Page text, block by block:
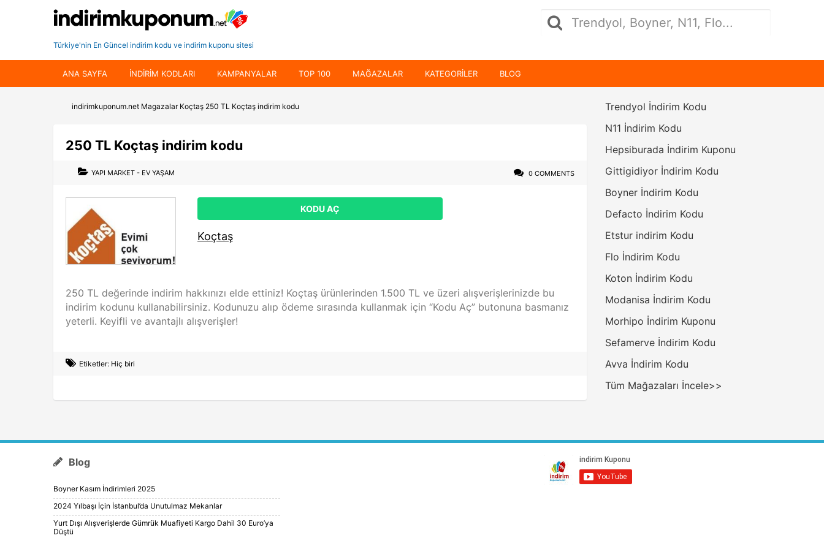
Türkiye'nin En Güncel indirim kodu ve indirim kuponu sitesi
ANA SAYFA INDIRIM KODLARI KAMPANYALAR TOP 100 MAĞAZALAR KATEGORILER BLOG
indirimkuponum.net Magazalar Koçtaş 250 TL Koçtaş indirim kodu
250 TL Koçtaş indirim kodu
YAPI MARKET - EV YAŞAM 0 COMMENTS
KODU AÇ
Koçtaş
250 TL değerinde indirim hakkınızı elde ettiniz! Koçtaş ürünlerinden 1.500 TL ve üzeri alışverişlerinizde bu
indirim kodunu kullanabilirsiniz. Kodunuzu alıp ödeme sırasında kullanmak için “Kodu Aç” butonuna basmanız
yeterli. Keyifli ve avantajlı alışverişler!
Etiketler: Hiç biri
Trendyol İndirim Kodu
N11 İndirim Kodu
Hepsiburada İndirim Kuponu
Gittigidiyor İndirim Kodu
Boyner İndirim Kodu
Defacto İndirim Kodu
Etstur indirim Kodu
Flo İndirim Kodu
Koton İndirim Kodu
Modanisa İndirim Kodu
Morhipo İndirim Kuponu
Sefamerve İndirim Kodu
Avva İndirim Kodu
Tüm Mağazaları İncele>>
Blog
Boyner Kasım İndirimleri 2025
2024 Yılbaşı İçin İstanbul’da Unutulmaz Mekanlar
Yurt Dışı Alışverişlerde Gümrük Muafiyeti Kargo Dahil 30 Euro’ya
Düştü